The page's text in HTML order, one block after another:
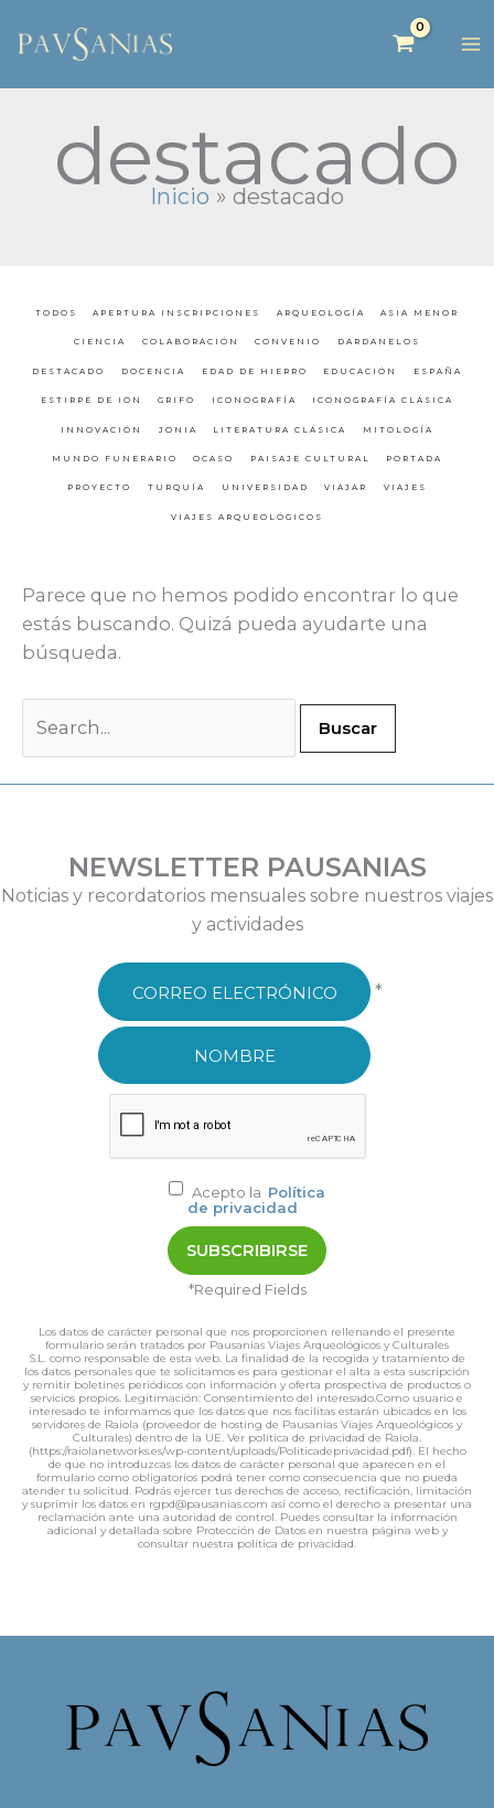
destacado
Inicio destacado
TODOS APERTURA INSCRIPCIONES ARQUEOLOGÍA ASIA MENOR
CIENCIA COLABORACIÓN CONVENIO DARDANELOS
DESTACADO DOCENCIA EDAD DE HIERRO EDUCACIÓN ESPAÑA
ESTIRPE DE ION GRIFO ICONOGRAFÍA ICONOGRAFÍA CLÁSICA
INNOVACIÓN JONIA LITERATURA CLÁSICA MITOLOGÍA
MUNDO FUNERARIO OCASO PAISAJE CULTURAL PORTADA
PROYECTO TURQUÍA UNIVERSIDAD VIAJAR VIAJES
VIAJES ARQUEOLÓGICOS
Parece que no hemos podido encontrar lo que
estás buscando. Quizá pueda ayudarte una
búsqueda.
NEWSLETTER PAUSANIAS
Noticias y recordatorios mensuales sobre nuestros viajes
y actividades
*
Acepto la Política
de privacidad
*Required Fields
Los datos de carácter personal que nos proporcionen rellenando el presente
formulario serán tratados por Pausanias Viajes Arqueológicos y Culturales
S.L. como responsable de esta web. La finalidad de la recogida y tratamiento de
los datos personales que te solicitamos es para gestionar el alta a esta suscripción
y remitir boletines periódicos con información y oferta prospectiva de productos o
servicios propios. Legitimación: Consentimiento del interesado.Como usuario e
interesado te informamos que los datos que nos facilitas estarán ubicados en los
servidores de Raiola (proveedor de hosting de Pausanias Viajes Arqueológicos y
Culturales) dentro de la UE. Ver política de privacidad de Raiola.
(https://raiolanetworks.es/wp-content/uploads/Politicadeprivacidad.pdf). El hecho
de que no introduzcas los datos de carácter personal que aparecen en el
formulario como obligatorios podrá tener como consecuencia que no pueda
atender tu solicitud. Podrás ejercer tus derechos de acceso, rectificación, limitación
y suprimir los datos en rgpd@pausanias.com así como el derecho a presentar una
reclamación ante una autoridad de control. Puedes consultar la información
adicional y detallada sobre Protección de Datos en nuestra página web y
consultar nuestra política de privacidad.